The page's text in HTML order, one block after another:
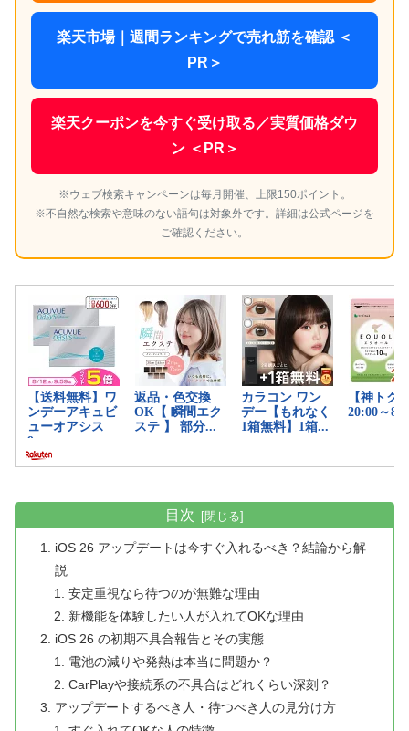
楽天市場｜週間ランキングで売れ筋を確認 ＜
PR＞
楽天クーポンを今すぐ受け取る／実質価格ダウ
ン ＜PR＞
※ウェブ検索キャンペーンは毎月開催、上限150ポイント。
※不自然な検索や意味のない語句は対象外です。詳細は公式ページを
ご確認ください。
目次
iOS 26 アップデートは今すぐ入れるべき？結論から解
説
安定重視なら待つのが無難な理由
新機能を体験したい人が入れてOKな理由
iOS 26 の初期不具合報告とその実態
電池の減りや発熱は本当に問題か？
CarPlayや接続系の不具合はどれくらい深刻？
アップデートするべき人・待つべき人の見分け方